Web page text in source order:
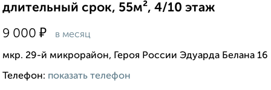
длительный срок, 55м², 4/10 этаж
9 000 ₽ в месяц
мкр. 29-й микрорайон, Героя России Эдуарда Белана 16
Телефон: показать телефон